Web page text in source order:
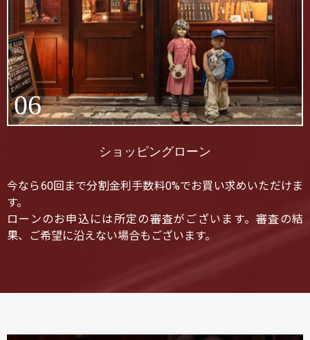
06
ショッピングローン
今なら60回まで分割金利手数料0%でお買い求めいただけま
す。
ローンのお申込には所定の審査がございます。審査の結
果、ご希望に沿えない場合もございます。